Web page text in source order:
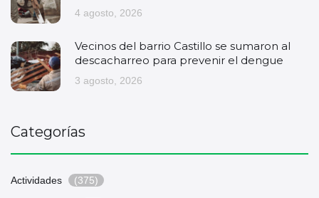
4 agosto, 2026
Vecinos del barrio Castillo se sumaron al
descacharreo para prevenir el dengue
3 agosto, 2026
Categorías
Actividades (375)